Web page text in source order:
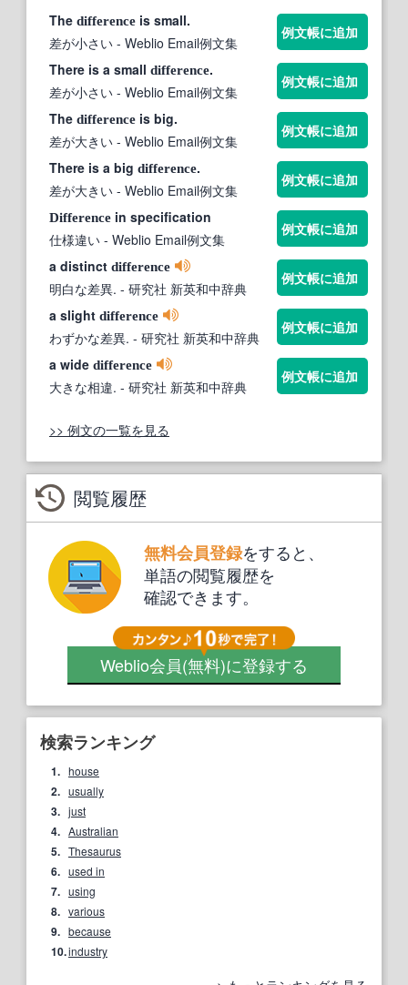
The difference is small.
差が小さい - Weblio Email例文集
例文帳に追加
There is a small difference.
差が小さい - Weblio Email例文集
例文帳に追加
The difference is big.
差が大きい - Weblio Email例文集
例文帳に追加
There is a big difference.
差が大きい - Weblio Email例文集
例文帳に追加
Difference in specification
仕様違い - Weblio Email例文集
例文帳に追加
a distinct difference
明白な差異. - 研究社 新英和中辞典
例文帳に追加
a slight difference
わずかな差異. - 研究社 新英和中辞典
例文帳に追加
a wide difference
大きな相違. - 研究社 新英和中辞典
例文帳に追加
>> 例文の一覧を見る
閲覧履歴
無料会員登録をすると、
単語の閲覧履歴を
確認できます。
Weblio会員(無料)に登録する
検索ランキング
1. house
2. usually
3. just
4. Australian
5. Thesaurus
6. used in
7. using
8. various
9. because
10.industry